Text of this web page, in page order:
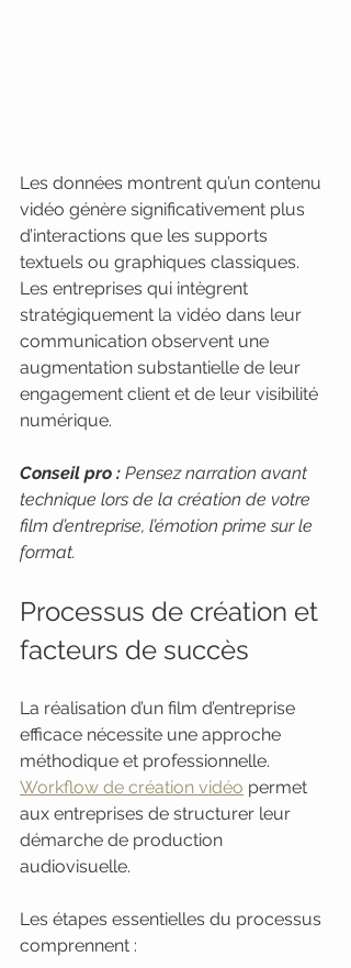
Les données montrent qu’un contenu
vidéo génère significativement plus
d’interactions que les supports
textuels ou graphiques classiques.
Les entreprises qui intègrent
stratégiquement la vidéo dans leur
communication observent une
augmentation substantielle de leur
engagement client et de leur visibilité
numérique.
Conseil pro : Pensez narration avant
technique lors de la création de votre
film d’entreprise, l’émotion prime sur le
format.
Processus de création et
facteurs de succès
La réalisation d’un film d’entreprise
efficace nécessite une approche
méthodique et professionnelle.
Workflow de création vidéo permet
aux entreprises de structurer leur
démarche de production
audiovisuelle.
Les étapes essentielles du processus
comprennent :